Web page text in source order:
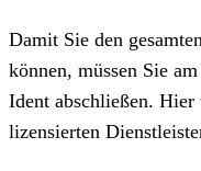
Damit Sie den
können, müssen Sie
Ident abschließen.
lizensierten